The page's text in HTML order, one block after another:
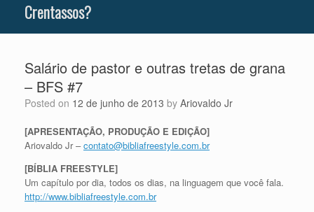
Crentassos?
Salário de pastor e outras tretas de grana
– BFS #7
Posted on 12 de junho de 2013 by Ariovaldo Jr
[APRESENTAÇÃO, PRODUÇÃO E EDIÇÃO]
Ariovaldo Jr –contato@bibliafreestyle.com.br
[BÍBLIA FREESTYLE]
Um capítulo por dia, todos os dias, na linguagem que você fala.
http://www.bibliafreestyle.com.br